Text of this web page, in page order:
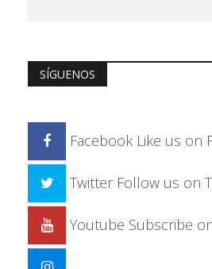
SÍGUENOS
Facebook Like us on
Twitter Follow us on
Youtube Subscribe